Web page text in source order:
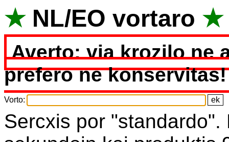
★ NL/EO vortaro ★
Averto: via krozilo ne
prefero ne konservitas!
Vorto:
Sercxis por "standardo".